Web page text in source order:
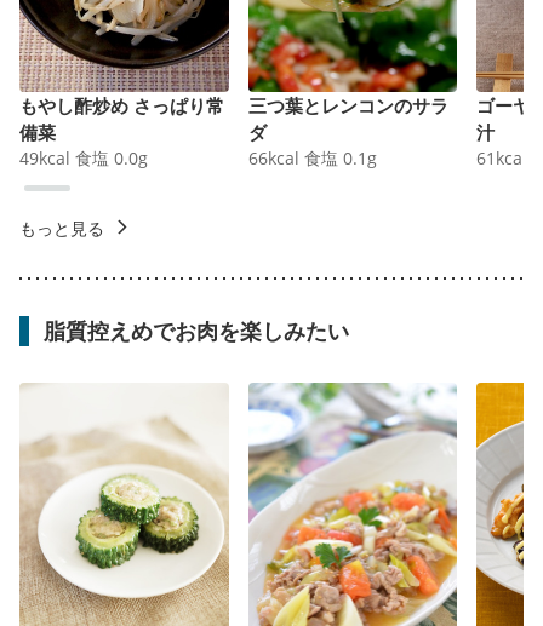
もやし酢炒め さっぱり常
備菜
49kcal 食塩 0.0g
三つ葉とレンコンのサラ
ダ
66kcal 食塩 0.1 g
ゴーヤ
汁
61 kcal
もっと見る
脂質控えめでお肉を楽しみたい